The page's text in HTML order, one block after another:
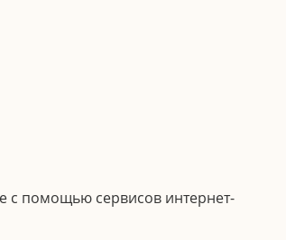
с помощью сервисов интернет-